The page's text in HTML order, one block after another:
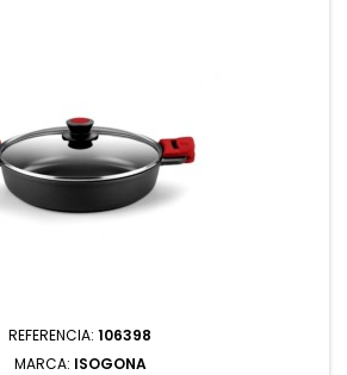
REFERENCIA: 106398
MARCA: ISOGONA